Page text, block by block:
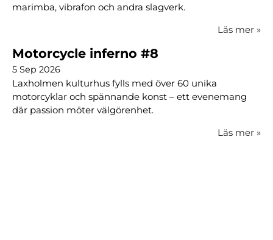
marimba, vibrafon och andra slagverk.
Läs mer »
Motorcycle inferno #8
5 Sep 2026
Laxholmen kulturhus fylls med över 60 unika
motorcyklar och spännande konst – ett evenemang
där passion möter välgörenhet.
Läs mer »